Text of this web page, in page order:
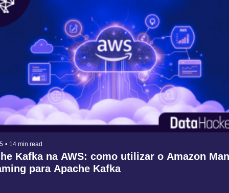
• 14 min read
Kafka na AWS: como utilizar o Amazon
para Apache Kafka